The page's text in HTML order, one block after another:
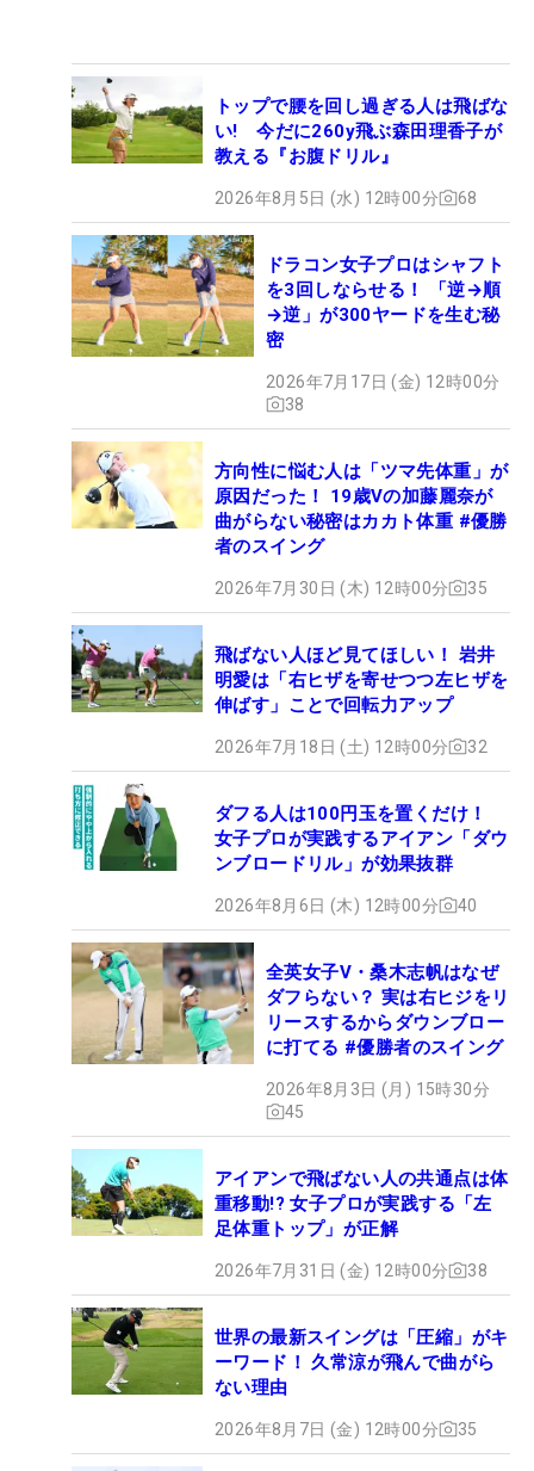
トップで腰を回し過ぎる人は飛ばな
い! 今だに260y飛ぶ森田理香子が
教える『お腹ドリル』
2026年8月5日 (水) 12時00分 68
ドラコン女子プロはシャフト
を3回しならせる！ 「逆→順
→逆」が300ヤードを生む秘
密
2026年7月17日 (金) 12時00分
38
方向性に悩む人は「ツマ先体重」が
原因だった！ 19歳Vの加藤麗奈が
曲がらない秘密はカカト体重 #優勝
者のスイング
2026年7月30日 (木) 12時00分 35
飛ばない人ほど見てほしい！ 岩井
明愛は「右ヒザを寄せつつ左ヒザを
伸ばす」ことで回転力アップ
2026年7月18日 (土) 12時00分 32
ダフる人は100円玉を置くだけ！
女子プロが実践するアイアン「ダウ
ンブロードリル」が効果抜群
2026年8月6日 (木) 12時00分 40
全英女子V・桑木志帆はなぜ
ダフらない？ 実は右ヒジをリ
リースするからダウンブロー
に打てる #優勝者のスイング
2026年8月3日 (月) 15時30分
45
アイアンで飛ばない人の共通点は体
重移動!? 女子プロが実践する「左
足体重トップ」が正解
2026年7月31日 (金) 12時00分 38
世界の最新スイングは「圧縮」がキ
ーワード！ 久常涼が飛んで曲がら
ない理由
2026年8月7日 (金) 12時00分 35